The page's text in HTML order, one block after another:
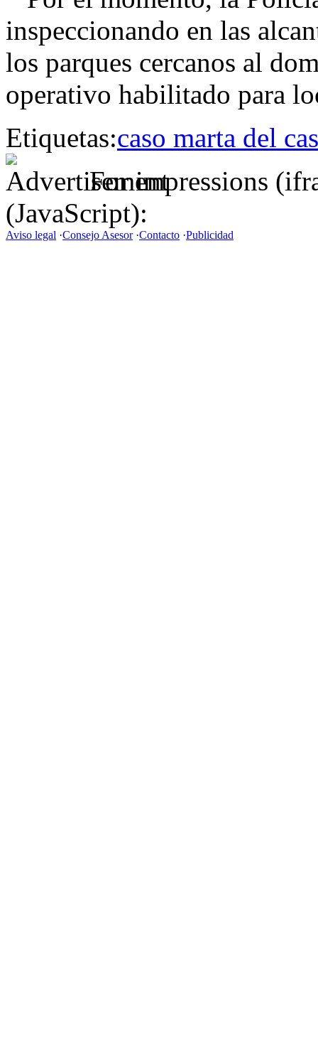
inspeccionando en las
los parques cercanos al
operativo habilitado para
Etiquetas:caso marta del
For impressions
(JavaScript):
Aviso legal ·Consejo Asesor·Contacto ·Publicidad